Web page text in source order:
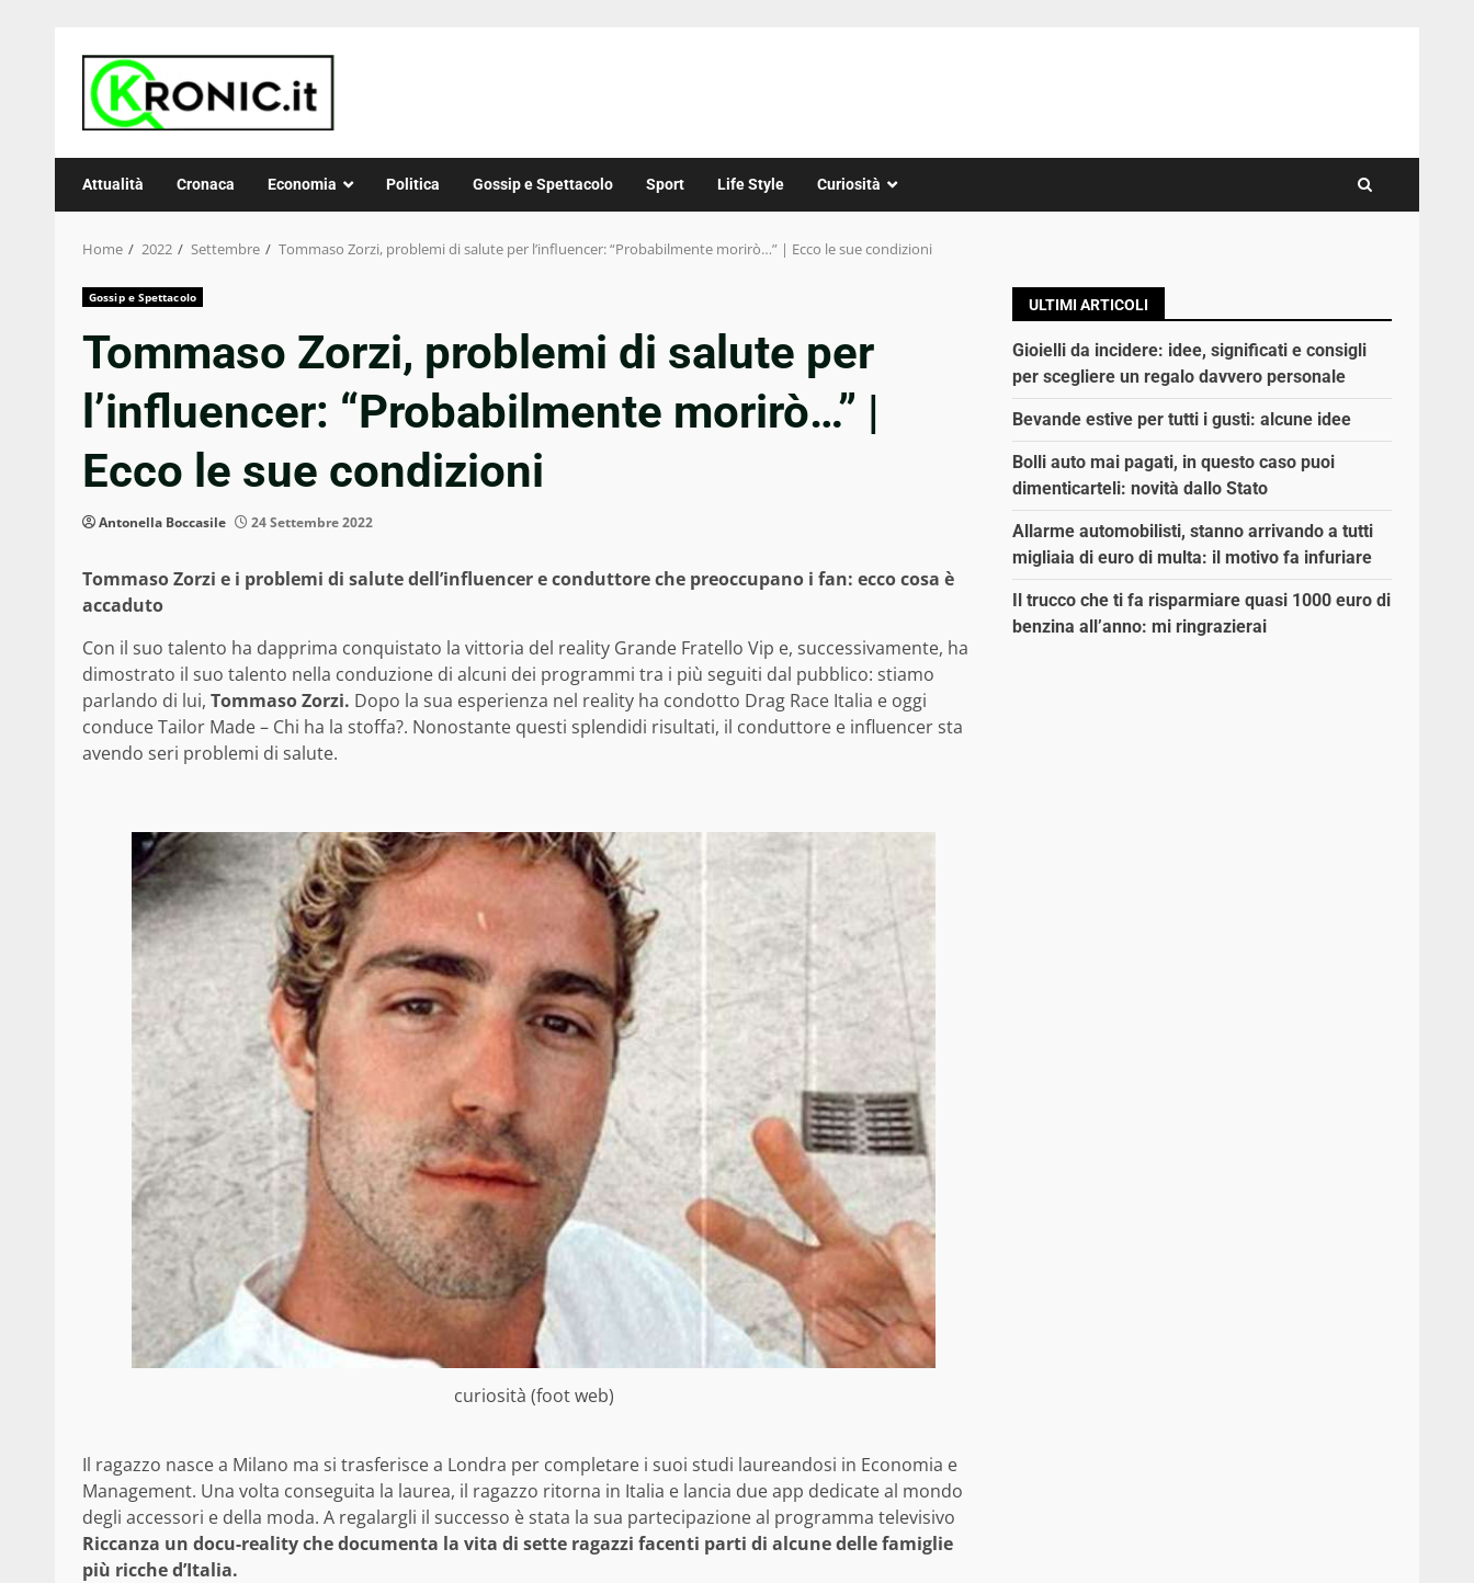
content
Attualità Cronaca Economia Politica Gossip e Spettacolo Sport Life Style Curiosità
Home 2022 Settembre Tommaso Zorzi, problemi di salute per l’influencer: “Probabilmente morirò…” | Ecco le sue condizioni
Gossip e Spettacolo
Tommaso Zorzi, problemi di salute per
l’influencer: “Probabilmente morirò…” |
Ecco le sue condizioni
Antonella Boccasile 24 Settembre 2022
Tommaso Zorzi e i problemi di salute dell’influencer e conduttore che preoccupano i fan: ecco cosa è
accaduto
Con il suo talento ha dapprima conquistato la vittoria del reality Grande Fratello Vip e, successivamente, ha
dimostrato il suo talento nella conduzione di alcuni dei programmi tra i più seguiti dal pubblico: stiamo
parlando di lui, Tommaso Zorzi. Dopo la sua esperienza nel reality ha condotto Drag Race Italia e oggi
conduce Tailor Made – Chi ha la stoffa?. Nonostante questi splendidi risultati, il conduttore e influencer sta
avendo seri problemi di salute.
curiosità (foot web)
Il ragazzo nasce a Milano ma si trasferisce a Londra per completare i suoi studi laureandosi in Economia e
Management. Una volta conseguita la laurea, il ragazzo ritorna in Italia e lancia due app dedicate al mondo
degli accessori e della moda. A regalargli il successo è stata la sua partecipazione al programma televisivo
Riccanza un docu-reality che documenta la vita di sette ragazzi facenti parti di alcune delle famiglie
più ricche d’Italia.
ULTIMI ARTICOLI
Gioielli da incidere: idee, significati e consigli
per scegliere un regalo davvero personale
Bevande estive per tutti i gusti: alcune idee
Bolli auto mai pagati, in questo caso puoi
dimenticarteli: novità dallo Stato
Allarme automobilisti, stanno arrivando a tutti
migliaia di euro di multa: il motivo fa infuriare
Il trucco che ti fa risparmiare quasi 1000 euro di
benzina all’anno: mi ringrazierai